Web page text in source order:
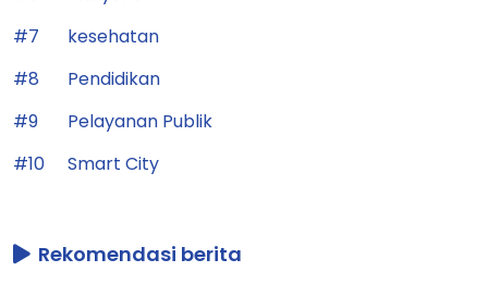
#7
kesehatan
#8
Pendidikan
#9
Pelayanan Publik
#10
Smart City
Rekomendasi berita